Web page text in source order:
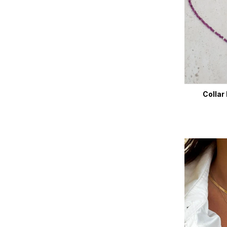
Collar